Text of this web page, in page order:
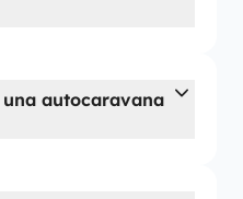
autocaravana